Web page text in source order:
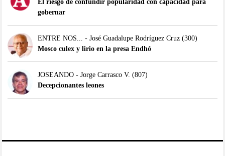
El riesgo de confundir popularidad con capacidad para
gobernar
ENTRE NOS... - José Guadalupe Rodríguez Cruz(300)
Mosco culex y lirio en la presa Endhó
JOSEANDO - Jorge Carrasco V. (807)
Decepcionantes leones